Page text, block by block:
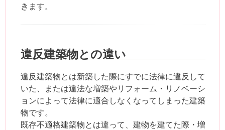
きます。
違反建築物との違い
違反建築物とは新築した際にすでに法律に違反して
いた、または違法な増築やリフォーム・リノベーシ
ョンによって法律に適合しなくなってしまった建築
物です。
既存不適格建築物とは違って、建物を建てた際・増